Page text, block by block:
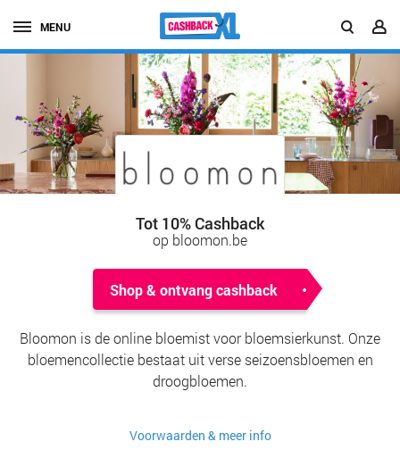
MENU
Tot 10% Cashback
op bloomon.be
Shop & ontvang cashback
Bloomon is de online bloemist voor bloemsierkunst. Onze
bloemencollectie bestaat uit verse seizoensbloemen en
droogbloemen.
Voorwaarden & meer info